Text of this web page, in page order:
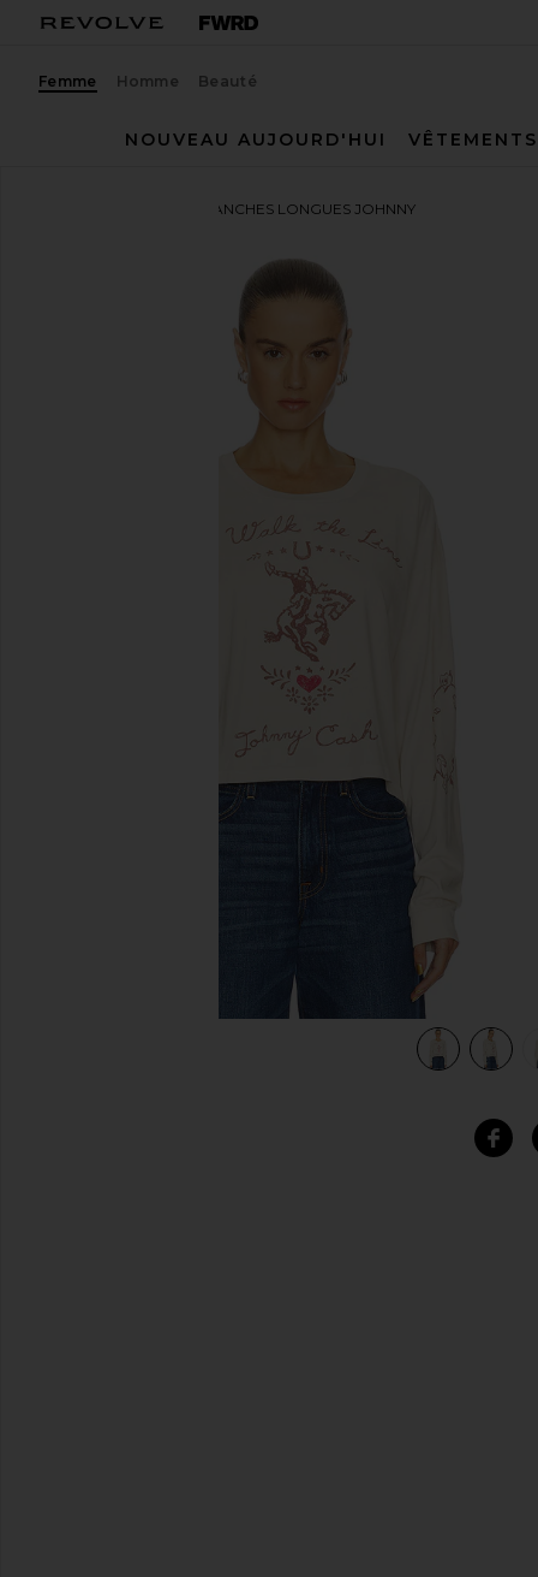
Femme Homme Beauté
NOUVEAU AUJOURD'HUI
VÊTEMENTS
TOP MANCHES LONGUES JOHNNY
ajouter aux préférésDAYDREAMER Johnny Cash
view 4 of 4 TOP MANCHES LONGUES JOHNNY in Dirty